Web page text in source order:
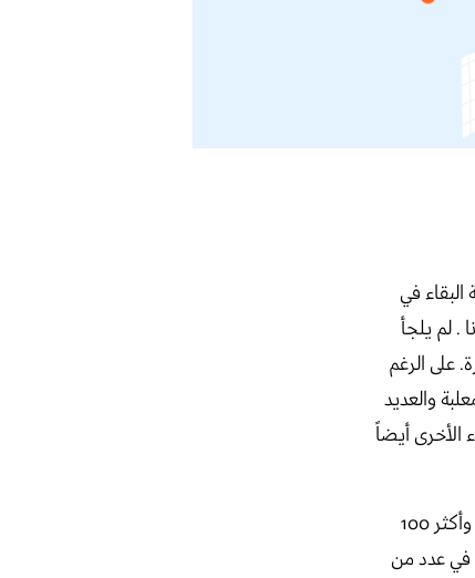
في
. لم يلجأ
على الرغم
والعديد
الأخرى أيضاً
لقد راجعنا مبيعات التجارة الإلكترونية وقمنا بجمع قائمة بأكثر 100 منتج ازداد في المبيعات وأكثر 100
في عدد من